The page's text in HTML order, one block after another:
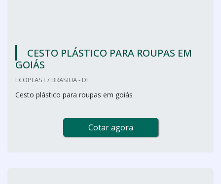
CESTO PLÁSTICO PARA ROUPAS EM
GOIÁS
ECOPLAST / BRASILIA - DF
Cesto plástico para roupas em goiás
Cotar agora